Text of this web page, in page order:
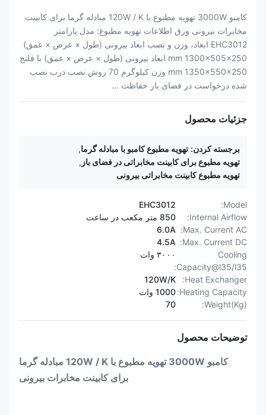
کامبو 3000W تهویه مطبوع با 120W / K مبادله گرما برای کابینت
مخابرات بیرونی ورق اطلاعات تهویه مطبوع: مدل پارامتر
EHC3012 ابعاد، وزن و نصب ابعاد بیرونی (طول × عرض × عمق)
mm 1300×505×250 ابعاد بیرونی (طول × عرض × عمق) با فلنج
mm 1350×550×250 وزن کیلوگرم 70 روش نصب درب نصب
شده درخواست در فضای باز حفاظت ...
جزئیات محصول
برجسته کردن: تهویه مطبوع کامبو با مبادله گرما,
تهویه مطبوع برای کابینت مخابراتی در فضای باز ,
تهویه مطبوع کابینت مخابراتی بیرونی
Model:
EHC3012
Internal Airflow:
850 متر مکعب در ساعت
Max. Current AC:
6.0A
Max. Current DC:
4.5A
Cooling
Capacity@l35/l35:
۳۰۰۰ وات
Heat Exchanger:
120W/K
Heating Capacity: 1000 وات
Weight(Kg):
70
توضیحات محصول
کامبو 3000W تهویه مطبوع با 120W / K مبادله گرما
برای کابینت مخابرات بیرونی